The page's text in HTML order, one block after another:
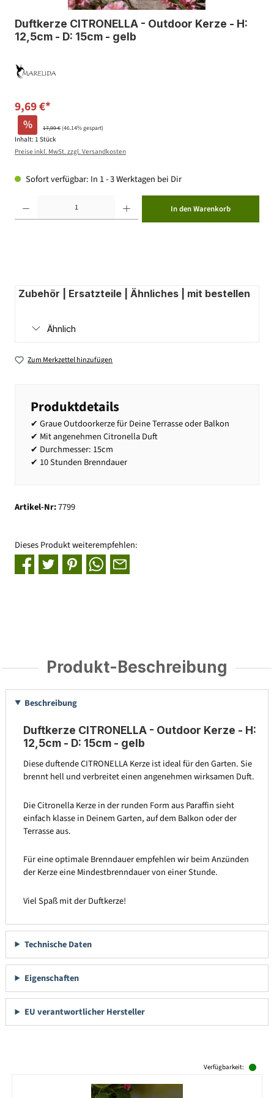
Duftkerze CITRONELLA - Outdoor Kerze - H:
12,5cm - D: 15cm - gelb
9,69 €*
% 17,99 €(46.14% gespart)
Inhalt: 1 Stück
Preise inkl. MwSt. zzgl. Versandkosten
Sofort verfügbar: In 1 - 3 Werktagen bei Dir
In den Warenkorb
Zubehör | Ersatzteile | Ähnliches | mit bestellen
Ähnlich
Zum Merkzettel hinzufügen
Produktdetails
✔ Graue Outdoorkerze für Deine Terrasse oder Balkon
✔ Mit angenehmen Citronella Duft
✔ Durchmesser: 15cm
✔ 10 Stunden Brenndauer
Artikel-Nr:7799
Dieses Produkt weiterempfehlen:
Produkt-Beschreibung
Beschreibung
Duftkerze CITRONELLA - Outdoor Kerze - H:
12,5cm - D: 15cm - gelb
Diese duftende CITRONELLA Kerze ist ideal für den Garten. Sie
brennt hell und verbreitet einen angenehmen wirksamen Duft.
Die Citronella Kerze in der runden Form aus Paraffin sieht
einfach klasse in Deinem Garten, auf dem Balkon oder der
Terrasse aus.
Für eine optimale Brenndauer empfehlen wir beim Anzünden
der Kerze eine Mindestbrenndauer von einer Stunde.
Viel Spaß mit der Duftkerze!
Technische Daten
Eigenschaften
EU verantwortlicher Hersteller
Verfügbarkeit: